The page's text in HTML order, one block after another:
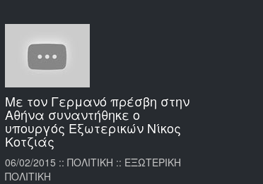
Με τον Γερμανό πρέσβη στην
Αθήνα συναντήθηκε ο
υπουργός Εξωτερικών Νίκος
Κοτζιάς
06/02/2015 :: ΠΟΛΙΤΙΚΗ :: ΕΞΩΤΕΡΙΚΗ
ΠΟΛΙΤΙΚΗ